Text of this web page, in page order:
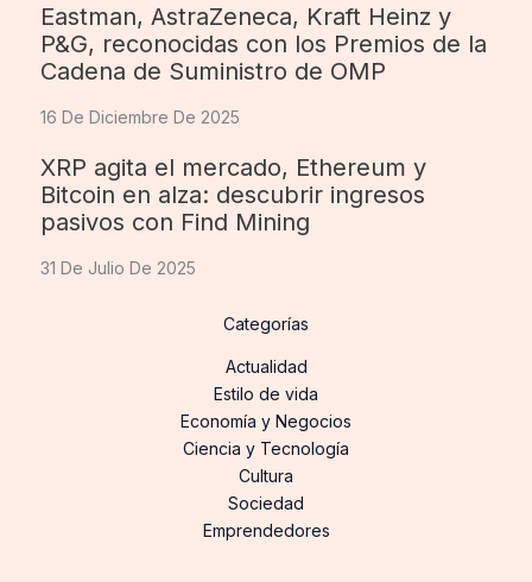
Eastman, AstraZeneca, Kraft Heinz y
P&G, reconocidas con los Premios de la
Cadena de Suministro de OMP
16 De Diciembre De 2025
XRP agita el mercado, Ethereum y
Bitcoin en alza: descubrir ingresos
pasivos con Find Mining
31 De Julio De 2025
Categorías
Actualidad
Estilo de vida
Economía y Negocios
Ciencia y Tecnología
Cultura
Sociedad
Emprendedores